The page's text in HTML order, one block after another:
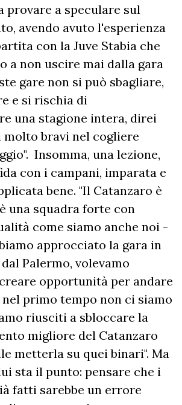
provare a speculare sul
avendo avuto l'esperienza
con la Juve Stabia che
a non uscire mai dalla gara
gare non si può sbagliare,
e si rischia di
una stagione intera, direi
molto bravi nel cogliere
Insomma, una lezione,
con i campani, imparata e
bene. "Il Catanzaro è
una squadra forte con
come siamo anche noi -
approcciato la gara in
Palermo, volevamo
opportunità per andare
nel primo tempo non ci siamo
riusciti a sbloccare la
migliore del Catanzaro
metterla su quei binari". Ma
sta il punto: pensare che i
fatti sarebbe un errore